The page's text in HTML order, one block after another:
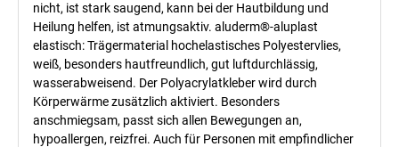
nicht, ist stark saugend, kann bei der Hautbildung und
Heilung helfen, ist atmungsaktiv. aluderm®-aluplast
elastisch: Trägermaterial hochelastisches Polyestervlies,
weiß, besonders hautfreundlich, gut luftdurchlässig,
wasserabweisend. Der Polyacrylatkleber wird durch
Körperwärme zusätzlich aktiviert. Besonders
anschmiegsam, passt sich allen Bewegungen an,
hypoallergen, reizfrei. Auch für Personen mit empfindlicher